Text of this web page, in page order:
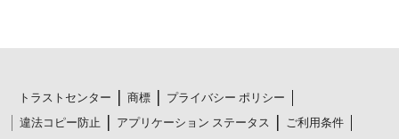
トラストセンター 商標
プライバシー ポリシー
違法コピー防止
アプリケーション ステータス
ご利用条件